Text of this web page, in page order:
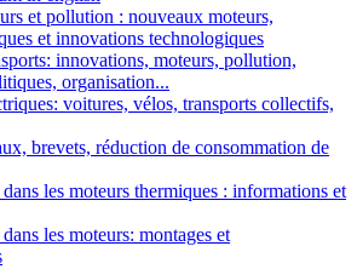
et pollution : nouveaux moteurs,
et innovations technologiques
innovations, moteurs, pollution,
organisation...
voitures, vélos, transports collectifs,
brevets, réduction de consommation de
les moteurs thermiques : informations et
les moteurs: montages et